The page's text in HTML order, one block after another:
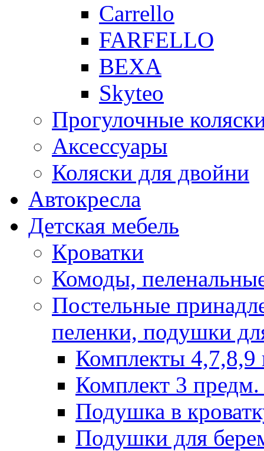
Carrello
FARFELLO
BEXA
Skyteo
Прогулочные
Аксессуары
Коляски для двойни
Автокресла
Детская мебель
Кроватки
Комоды,
Постельные
пеленки, подушки
Комплекты 4,7,8,9
Комплект 3 предм.
Подушка в
Подушки для